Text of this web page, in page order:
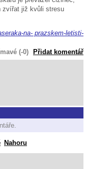
zvířat již kvůli stresu
na- prazskem-letisti-
(-0) Přidat komentář
Nahoru